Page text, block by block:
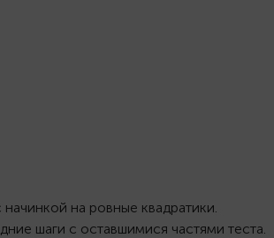
на ровные квадратики.
шаги с оставшимися частями теста.